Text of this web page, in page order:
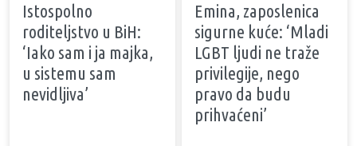
Istospolno
roditeljstvo u BiH:
‘Iako sam i ja majka,
u sistemu sam
nevidljiva’
Emina, zaposlenica
sigurne kuće: ‘Mladi
LGBT ljudi ne traže
privilegije, nego
pravo da budu
prihvaćeni’